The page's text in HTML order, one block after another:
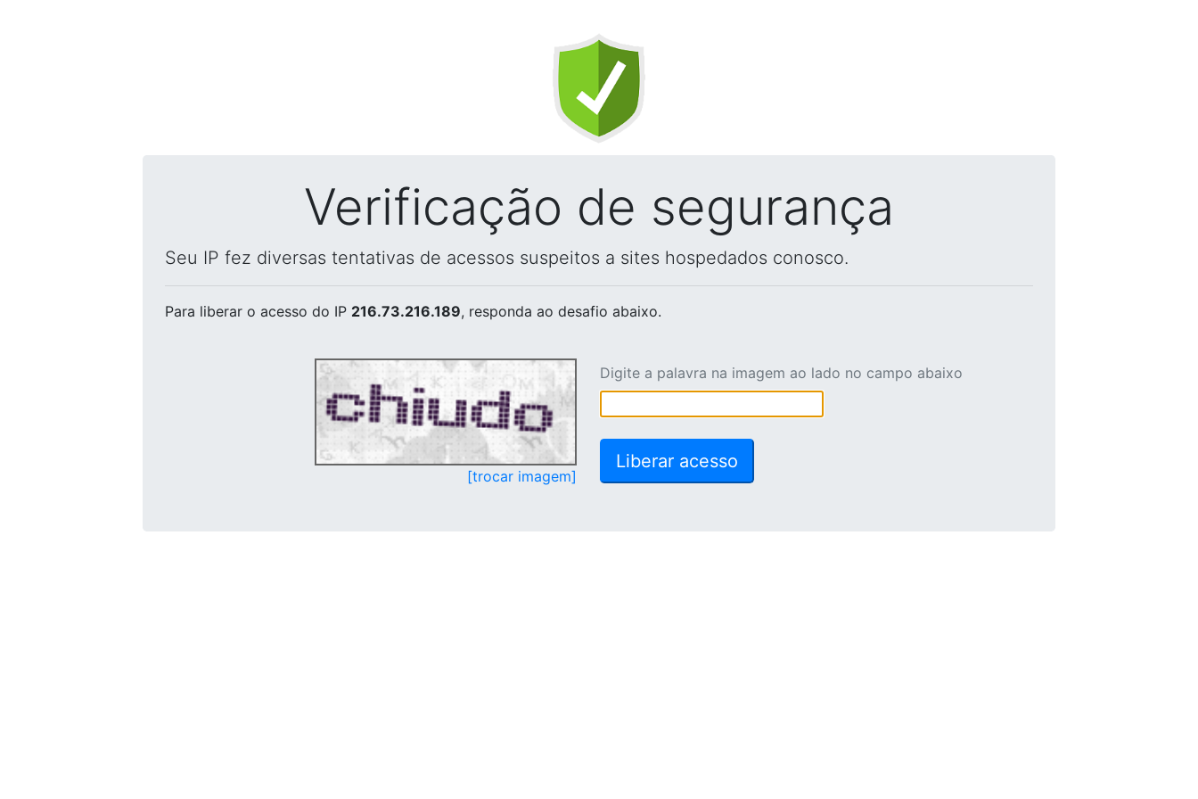
Verificação de segurança
Seu IP fez diversas tentativas de acessos suspeitos a sites hospedados conosco.
Para liberar o acesso do IP 216.73.216.189, responda ao desafio abaixo.
[trocar imagem]
Digite a palavra na imagem ao lado no campo abaixo